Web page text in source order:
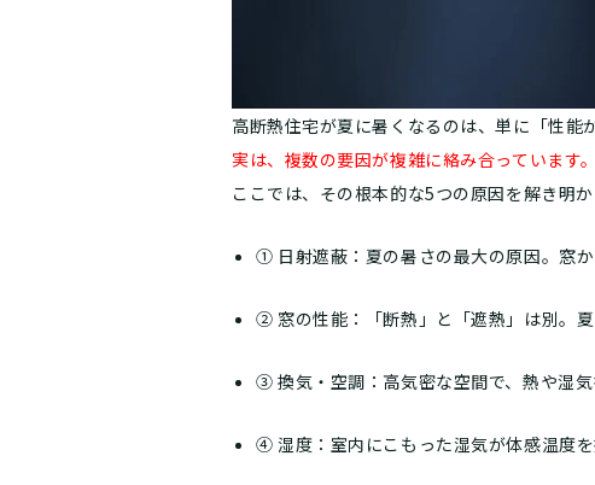
高断熱住宅が夏に暑くなるのは、単に「性
実は、複数の要因が複雑に絡み合っています。
ここでは、その根本的な5つの原因を解き明
① 日射遮蔽：夏の暑さの最大の原因。窓
② 窓の性能：「断熱」と「遮熱」は別。
③ 換気・空調：高気密な空間で、熱や湿気
④ 湿度：室内にこもった湿気が体感温度を